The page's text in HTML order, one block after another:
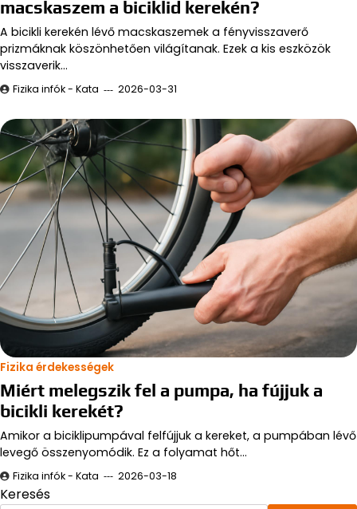
macskaszem a biciklid kerekén?
A bicikli kerekén lévő macskaszemek a fényvisszaverő
prizmáknak köszönhetően világítanak. Ezek a kis eszközök
visszaverik…
Fizika infók - Kata 2026-03-31
Fizika érdekességek
Miért melegszik fel a pumpa, ha fújjuk a
bicikli kerekét?
Amikor a biciklipumpával felfújjuk a kereket, a pumpában lévő
levegő összenyomódik. Ez a folyamat hőt…
Fizika infók - Kata 2026-03-18
Keresés